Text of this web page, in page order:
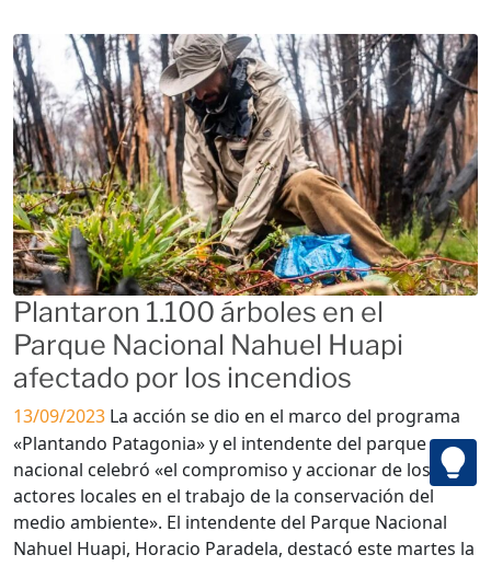
Plantaron 1.100 árboles en el
Parque Nacional Nahuel Huapi
afectado por los incendios
13/09/2023 La acción se dio en el marco del programa
«Plantando Patagonia» y el intendente del parque
nacional celebró «el compromiso y accionar de los
actores locales en el trabajo de la conservación del
medio ambiente». El intendente del Parque Nacional
Nahuel Huapi, Horacio Paradela, destacó este martes la